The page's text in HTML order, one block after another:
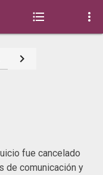
 

fue cancelado
de comunicación y